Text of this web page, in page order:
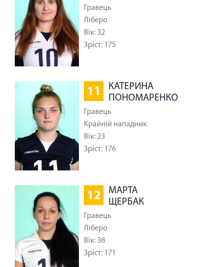
Гравець
Ліберо
Вік: 32
Зріст: 175
11
КАТЕРИНА
ПОНОМАРЕНКО
Гравець
Крайній нападник
Вік: 23
Зріст: 176
12
МАРТА
ЩЕРБАК
Гравець
Ліберо
Вік: 38
Зріст: 171